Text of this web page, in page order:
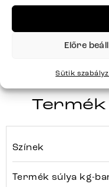
Előre
Sütik
Színek
Termék súlya kg-